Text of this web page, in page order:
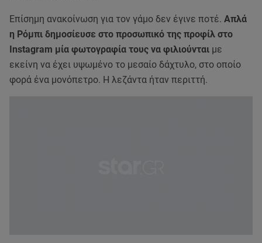
Επίσημη ανακοίνωση για τον γάμο δεν έγινε ποτέ. Απλά
η Ρόμπι δημοσίευσε στο προσωπικό της προφίλ στο
Instagram μία φωτογραφία τους να φιλιούνται με
εκείνη να έχει υψωμένο το μεσαίο δάχτυλο, στο οποίο
φορά ένα μονόπετρο. Η λεζάντα ήταν περιττή.